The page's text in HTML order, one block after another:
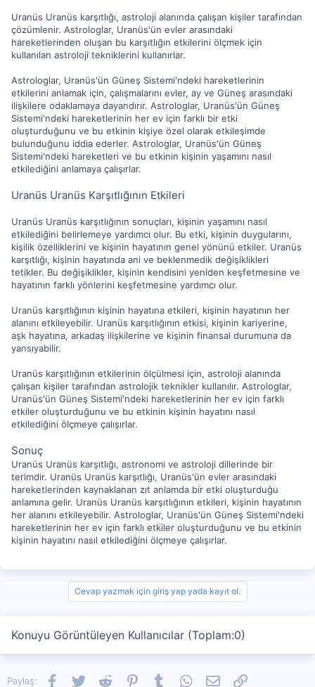
Uranüs Uranüs karşıtlığı, astroloji alanında çalışan kişiler tarafından
çözümlenir. Astrologlar, Uranüs'ün evler arasındaki
hareketlerinden oluşan bu karşıtlığın etkilerini ölçmek için
kullanılan astroloji tekniklerini kullanırlar.
Astrologlar, Uranüs'ün Güneş Sistemi'ndeki hareketlerinin
etkilerini anlamak için, çalışmalarını evler, ay ve Güneş arasındaki
ilişkilere odaklamaya dayandırır. Astrologlar, Uranüs'ün Güneş
Sistemi'ndeki hareketlerinin her ev için farklı bir etki
oluşturduğunu ve bu etkinin kişiye özel olarak etkileşimde
bulunduğunu iddia ederler. Astrologlar, Uranüs'ün Güneş
Sistemi'ndeki hareketleri ve bu etkinin kişinin yaşamını nasıl
etkilediğini anlamaya çalışırlar.
Uranüs Uranüs Karşıtlığının Etkileri
Uranüs Uranüs karşıtlığının sonuçları, kişinin yaşamını nasıl
etkilediğini belirlemeye yardımcı olur. Bu etki, kişinin duygularını,
kişilik özelliklerini ve kişinin hayatının genel yönünü etkiler. Uranüs
karşıtlığı, kişinin hayatında ani ve beklenmedik değişiklikleri
tetikler. Bu değişiklikler, kişinin kendisini yeniden keşfetmesine ve
hayatının farklı yönlerini keşfetmesine yardımcı olur.
Uranüs karşıtlığının kişinin hayatına etkileri, kişinin hayatının her
alanını etkileyebilir. Uranüs karşıtlığının etkisi, kişinin kariyerine,
aşk hayatına, arkadaş ilişkilerine ve kişinin finansal durumuna da
yansıyabilir.
Uranüs karşıtlığının etkilerinin ölçülmesi için, astroloji alanında
çalışan kişiler tarafından astrolojik teknikler kullanılır. Astrologlar,
Uranüs'ün Güneş Sistemi'ndeki hareketlerinin her ev için farklı
etkiler oluşturduğunu ve bu etkinin kişinin hayatını nasıl
etkilediğini ölçmeye çalışırlar.
Sonuç
Uranüs Uranüs karşıtlığı, astronomi ve astroloji dillerinde bir
terimdir. Uranüs Uranüs karşıtlığı, Uranüs'ün evler arasındaki
hareketlerinden kaynaklanan zıt anlamda bir etki oluşturduğu
anlamına gelir. Uranüs Uranüs karşıtlığının etkileri, kişinin hayatının
her alanını etkileyebilir. Astrologlar, Uranüs'ün Güneş Sistemi'ndeki
hareketlerinin her ev için farklı etkiler oluşturduğunu ve bu etkinin
kişinin hayatını nasıl etkilediğini ölçmeye çalışırlar.
Cevap yazmak için giriş yap yada kayıt ol.
Konuyu Görüntüleyen Kullanıcılar (Toplam:0)
Paylaş: Facebook
TwitterReddit PinterestTumblrWhatsApp
E-postaLink